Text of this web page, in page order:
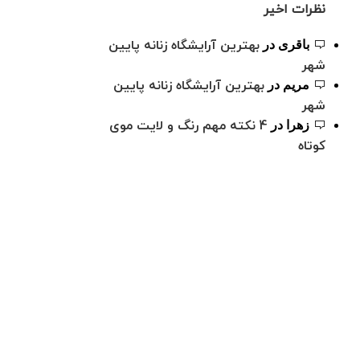
نظرات اخیر
باقری در بهترین آرایشگاه زنانه پایین
شهر
مریم در بهترین آرایشگاه زنانه پایین
شهر
زهرا در
4 نکته مهم رنگ و لایت موی
کوتاه